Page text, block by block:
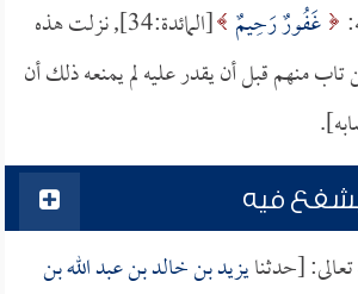
غَفُورٌ رَحِيمٌ
[المائدة:34], نزلت هذه
تاب منهم قبل أن يقدر عليه لم يمنعه ذلك أن
فيه
[حدثنايزيد بن خالد بن عبد الله بن